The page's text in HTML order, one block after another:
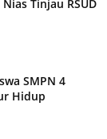
Tinjau RSUD
SMPN 4
Hidup